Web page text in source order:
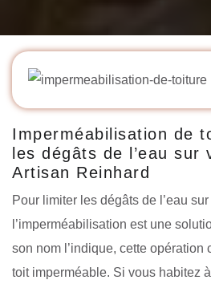
Imperméabilisation de
les dégâts de l’eau sur
Artisan Reinhard
Pour limiter les dégâts de l’eau
l’imperméabilisation est une
son nom l’indique, cette opération
toit imperméable. Si vous habitez